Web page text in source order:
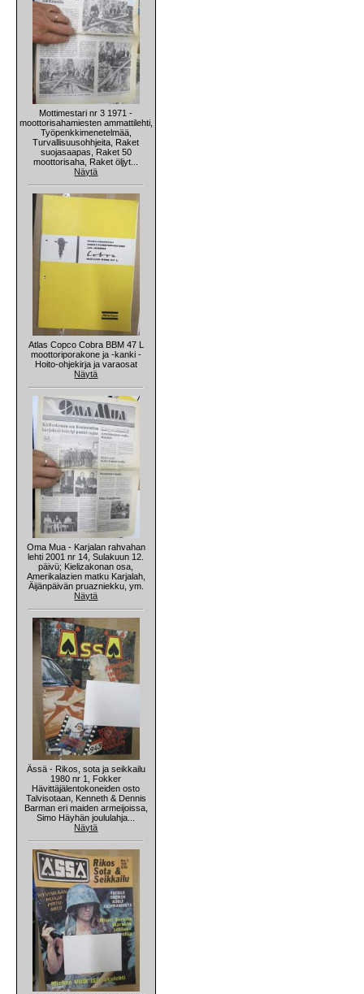
Mottimestari nr 3 1971 -
moottorisahamiesten ammattilehti,
Työpenkkimenetelmää,
Turvallisuusohhjeita, Raket
suojasaapas, Raket 50
moottorisaha, Raket öljyt...
Näytä
Atlas Copco Cobra BBM 47 L
moottoriporakone ja -kanki -
Hoito-ohjekirja ja varaosat
Näytä
Oma Mua - Karjalan rahvahan
lehti 2001 nr 14, Sulakuun 12.
päivü; Kielizakonan osa,
Amerikalazien matku Karjalah,
Äijänpäivän pruazniekku, ym.
Näytä
Ässä - Rikos, sota ja seikkailu
1980 nr 1, Fokker
Hävittäjälentokoneiden osto
Talvisotaan, Kenneth & Dennis
Barman eri maiden armeijoissa,
Simo Häyhän joululahja...
Näytä